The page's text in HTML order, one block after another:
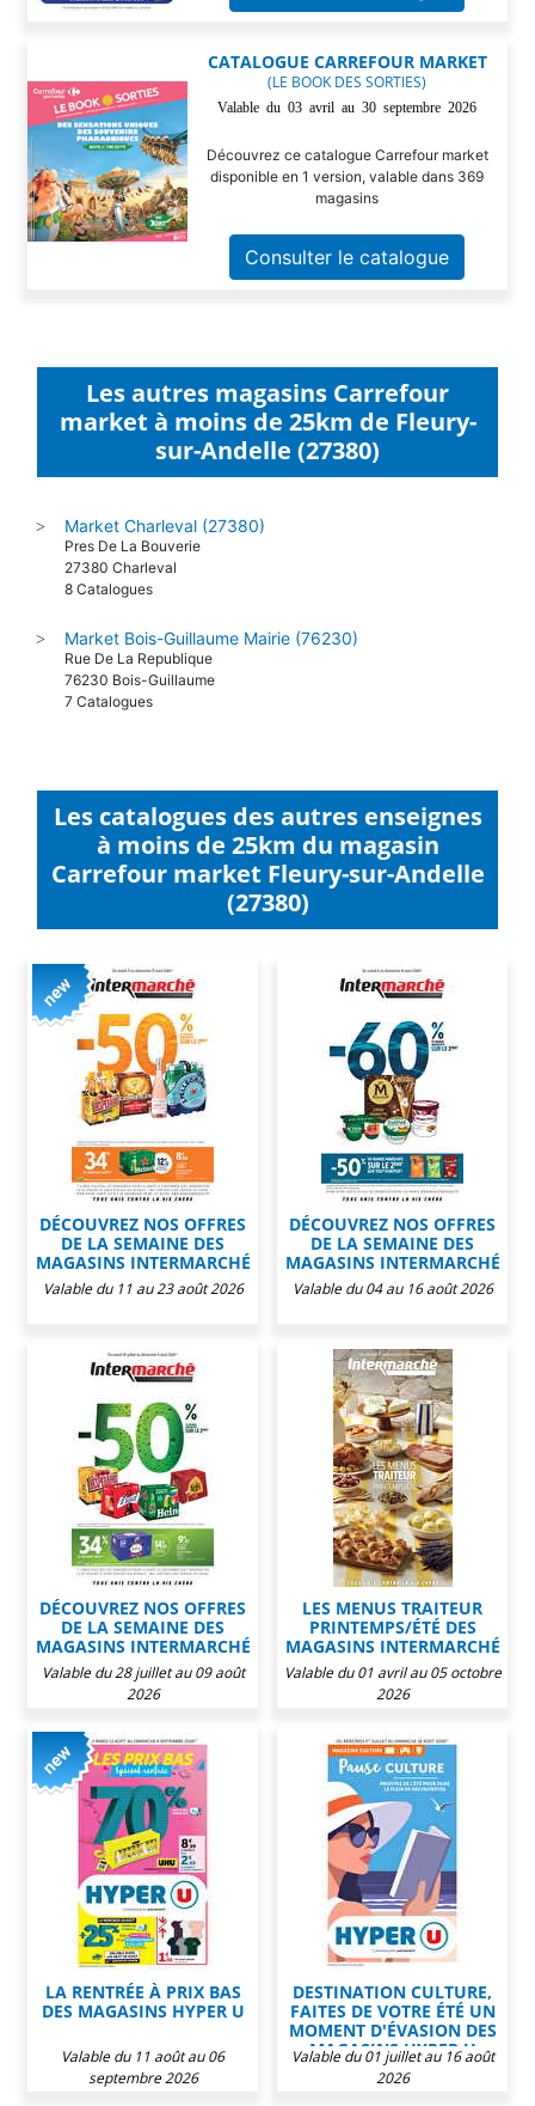
CATALOGUE CARREFOUR MARKET
(LE BOOK DES SORTIES)
Valable du 03 avril au 30 septembre 2026
Découvrez ce catalogue Carrefour market
disponible en 1 version, valable dans 369
magasins
Consulter le catalogue
Les autres magasins Carrefour
market à moins de 25km de Fleury-
sur-Andelle (27380)
> Market Charleval (27380)
Pres De La Bouverie
27380 Charleval
8 Catalogues
> Market Bois-Guillaume Mairie (76230)
Rue De La Republique
76230 Bois-Guillaume
7 Catalogues
Les catalogues des autres enseignes
à moins de 25km du magasin
Carrefour market Fleury-sur-Andelle
(27380)
DÉCOUVREZ NOS OFFRES
DE LA SEMAINE DES
MAGASINS INTERMARCHÉ
Valable du 11 au 23 août 2026
DÉCOUVREZ NOS OFFRES
DE LA SEMAINE DES
MAGASINS INTERMARCHÉ
Valable du 04 au 16 août 2026
DÉCOUVREZ NOS OFFRES
DE LA SEMAINE DES
MAGASINS INTERMARCHÉ
Valable du 28 juillet au 09 août
2026
LES MENUS TRAITEUR
PRINTEMPS/ÉTÉ DES
MAGASINS INTERMARCHÉ
Valable du 01 avril au 05 octobre
2026
LA RENTRÉE À PRIX BAS
DES MAGASINS HYPER U
Valable du 11 août au 06
septembre 2026
DESTINATION CULTURE,
FAITES DE VOTRE ÉTÉ UN
MOMENT D'ÉVASION DES
MAGASINS HYPER U
Valable du 01 juillet au 16 août
2026